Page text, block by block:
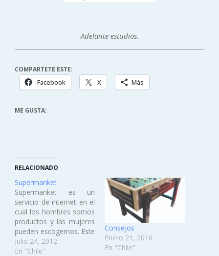
Adelante estudios.
COMPARTETE ESTE:
Facebook X Más
ME GUSTA:
RELACIONADO
Supermanket
Supermanket es un
servicio de internet en el
cual los hombres somos
productos y las mujeres
pueden escogernos. Este
servicio es un proyecto
super innovador de un
Julio 24, 2012
En "Chile"
Consejos
Enero 21, 2016
En "Chile"